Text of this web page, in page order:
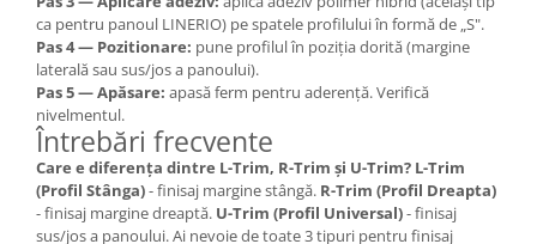
ca pentru panoul LINERIO) pe spatele profilului în formă de „S".
Pas 4 — Pozitionare: pune profilul în poziția dorită (margine
laterală sau sus/jos a panoului).
Pas 5 — Apăsare: apasă ferm pentru aderență. Verifică
nivelmentul.
Întrebări frecvente
Care e diferența dintre L-Trim, R-Trim și U-Trim? L-Trim
(Profil Stânga)- finisaj margine stângă. R-Trim (Profil Dreapta)
- finisaj margine dreaptă. U-Trim (Profil Universal)- finisaj
sus/jos a panoului. Ai nevoie de toate 3 tipuri pentru finisaj